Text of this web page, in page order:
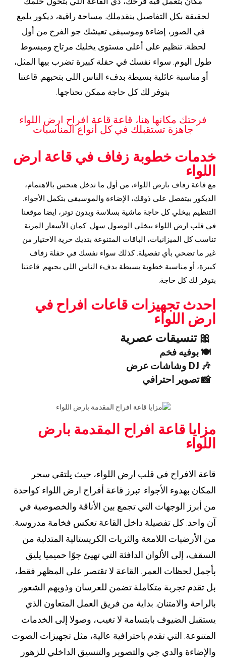
لحقيقة بكل التفاصيل بنقدملك. مساحة راقية، ديكور يلمع
في الصور، إضاءة وموسيقى تعيشك جو الفرح من أول
لحظة. تنظيم على أعلى مستوى يخليك مرتاح ومبسوط
طول اليوم. سواء نفسك في حفلة كبيرة تضرب بيها المثل،
أو مناسبة عائلية بسيطة بدفء الناس اللى بتحبهم. قاعتنا
بتوفر لك كل حاجة ممكن تحتاجها.
فرحتك مكانها هنا، قاعة قاعة افراح ارض اللواء
جاهزة تستقبلك في كل أنواع المناسبات
خدمات خطوبة زفاف في قاعة ارض
اللواء
مع قاعة زفاف بارض اللواء، من أول ما تدخل هتحس بالاهتمام،
الديكور بيتفصل على ذوقك، الإضاءة والموسيقى بتكمل الأجواء.
التنظيم بيخلي كل حاجة ماشية بسلاسة وبدون توتر، ايضا موقعنا
في قلب ارض اللواء بيخلي الوصول سهل. كمان الأسعار المرنة
تناسب كل الميزانيات، الباقات المتنوعة بتديك حرية الاختيار من
غير ما تضحي بأي تفصيلة. كذلك سواء نفسك في حفلة زفاف
كبيرة، أو مناسبة خطوبة بسيطة بدفء الناس اللي بحبهم. قاعتنا
بتوفر لك كل حاجة.
احدث تجهيزات قاعات افراح في
ارض اللواء
🎀 تنسيقات عصرية
🍽️ بوفيه فخم
🎶 DJ وشاشات عرض
📸 تصوير احترافي
مزايا قاعة افراح المقدمة بارض
اللواء
قاعة الافراح في قلب ارض اللواء، حيث يلتقي سحر
المكان بهدوء الأجواء. تبرز قاعة أفراح ارض اللواء كواحدة
من أبرز الوجهات التي تجمع بين الأناقة والخصوصية في
آن واحد. كل تفصيلة داخل القاعة تعكس فخامة مدروسة.
من الأرضيات اللامعة والثريات الكريستالية المتدلية من
السقف، إلى الألوان الدافئة التي تهيئ جوًا حميميا يليق
بأجمل لحظات العمر. القاعة لا تقتصر على المظهر فقط،
بل تقدم تجربة متكاملة تضمن للعرسان وذويهم الشعور
بالراحة والامتنان. بداية من فريق العمل المتعاون الذي
يستقبل الضيوف بابتسامة لا تغيب، وصولا إلى الخدمات
المتنوعة. التي تقدم باحترافية عالية، مثل تجهيزات الصوت
والإضاءة والدي جي والتصوير والتنسيق الداخلي للزهور